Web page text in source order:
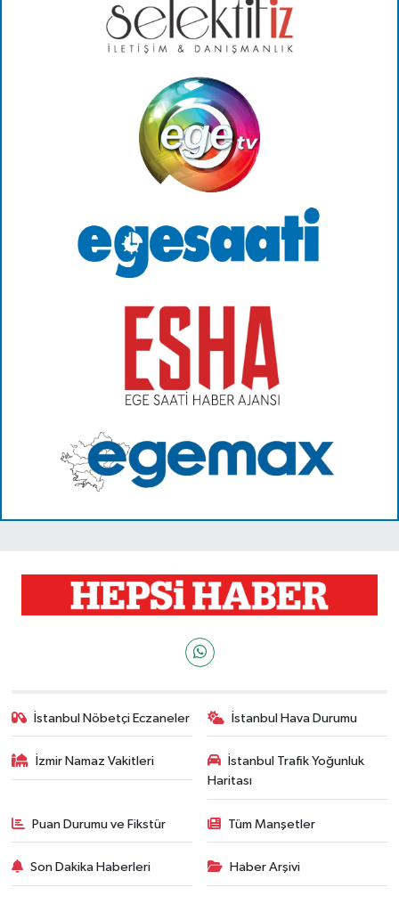
İstanbul Nöbetçi Eczaneler İstanbul Hava Durumu
İzmir Namaz Vakitleri
İstanbul Trafik Yoğunluk
Haritası
Puan Durumu ve Fikstür Tüm Manşetler
Son Dakika Haberleri Haber Arşivi